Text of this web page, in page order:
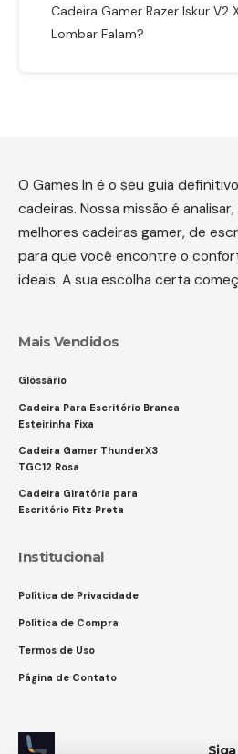
Cadeira Gamer Razer Iskur V2
Lombar Falam?
O Games In é o seu guia
cadeiras. Nossa missão é
melhores cadeiras gamer, de
para que você encontre o
ideais. A sua escolha certa
Mais Vendidos
Glossário
Cadeira Para Escritório Branca
Esteirinha Fixa
Cadeira Gamer ThunderX3
TGC12 Rosa
Cadeira Giratória para
Escritório Fitz Preta
Institucional
Política de Privacidade
Política de Compra
Termos de Uso
Página de Contato